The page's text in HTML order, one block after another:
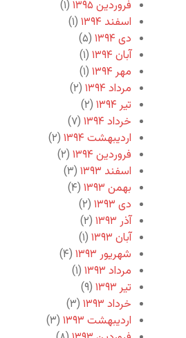
فروردین ۱۳۹۵
(۱)
اسفند ۱۳۹۴
(۱)
دی ۱۳۹۴
(۵)
آبان ۱۳۹۴
(۱)
مهر ۱۳۹۴
(۱)
مرداد ۱۳۹۴
(۲)
تیر ۱۳۹۴
(۲)
خرداد ۱۳۹۴
(۷)
اردیبهشت ۱۳۹۴
(۲)
فروردین ۱۳۹۴
(۲)
اسفند ۱۳۹۳
(۳)
بهمن ۱۳۹۳
(۴)
دی ۱۳۹۳
(۲)
آذر ۱۳۹۳
(۲)
آبان ۱۳۹۳
(۱)
شهریور ۱۳۹۳
(۴)
مرداد ۱۳۹۳
(۱)
تیر ۱۳۹۳
(۹)
خرداد ۱۳۹۳
(۳)
اردیبهشت ۱۳۹۳
(۳)